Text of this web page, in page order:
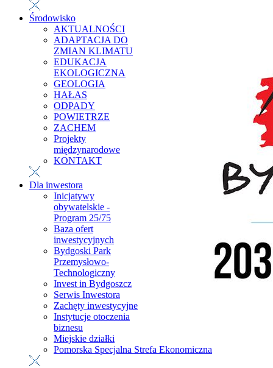
Środowisko
AKTUALNOŚCI
ADAPTACJA DO
ZMIAN KLIMATU
EDUKACJA
EKOLOGICZNA
GEOLOGIA
HAŁAS
ODPADY
POWIETRZE
ZACHEM
Projekty
międzynarodowe
KONTAKT
Dla inwestora
Inicjatywy
obywatelskie -
Program 25/75
Baza ofert
inwestycyjnych
Bydgoski Park
Przemysłowo-
Technologiczny
Invest in Bydgoszcz
Serwis Inwestora
Zachęty inwestycyjne
Instytucje otoczenia
biznesu
Miejskie działki
Pomorska Specjalna Strefa Ekonomiczna